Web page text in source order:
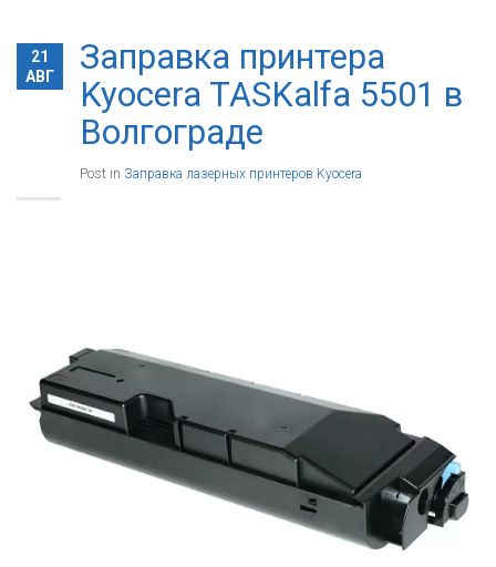
21
АВГ
Заправка принтера
Kyocera TASKalfa 5501 в
Волгограде
Post in Заправка лазерных принтеров Kyocera